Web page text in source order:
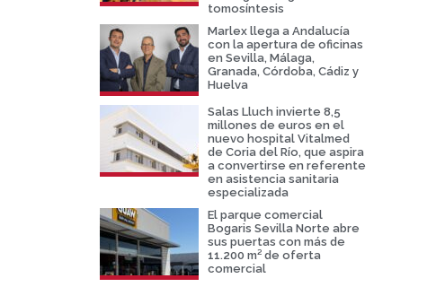
tomosíntesis
Marlex llega a Andalucía
con la apertura de oficinas
en Sevilla, Málaga,
Granada, Córdoba, Cádiz y
Huelva
Salas Lluch invierte 8,5
millones de euros en el
nuevo hospital Vitalmed
de Coria del Río, que aspira
a convertirse en referente
en asistencia sanitaria
especializada
El parque comercial
Bogaris Sevilla Norte abre
sus puertas con más de
11.200 m² de oferta
comercial